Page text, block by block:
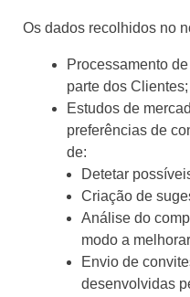
Os dados recolhidos no
Processamento
parte dos Clientes;
Estudos de
preferências de
de:
Detetar
Criação de
Análise do
modo a
Envio de
desenvolvidas